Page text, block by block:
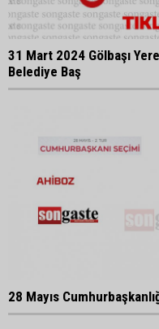
31 Mart 2024 Gölbaşı
Belediye Baş
28 Mayıs